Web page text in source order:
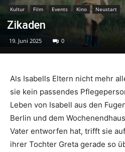
Kultur Film Events Kino Neustart
Zikaden
19. Juni 2025 0
Als Isabells Eltern nicht mehr
sie kein passendes
Leben von Isabell aus den
Berlin und dem
Vater entworfen hat, trifft sie
ihrer Tochter Greta gerade so